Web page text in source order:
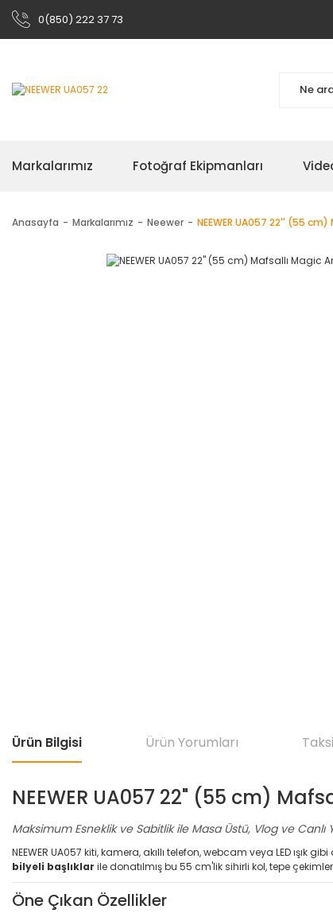
0(850) 222 37 73
Markalarımız Fotoğraf Ekipmanları
Anasayfa Markalarımız Neewer NEEWER UA057 22'' (55
Ürün Bilgisi Ürün Yorumları
NEEWER UA057 22" (55 cm)
Maksimum Esneklik ve Sabitlik ile Masa Üstü, Vlog ve Canlı
NEEWER UA057 kiti, kamera, akıllı telefon, webcam veya LED
bilyeli başlıklar ile donatılmış bu 55 cm'lik sihirli kol, tepe
Öne Çıkan Özellikler